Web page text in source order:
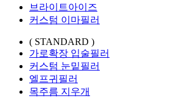
브라이트아이즈
커스텀 이마필러
( STANDARD )
가로확장 입술필러
커스텀 눈밑필러
엘프귀필러
목주름 지우개